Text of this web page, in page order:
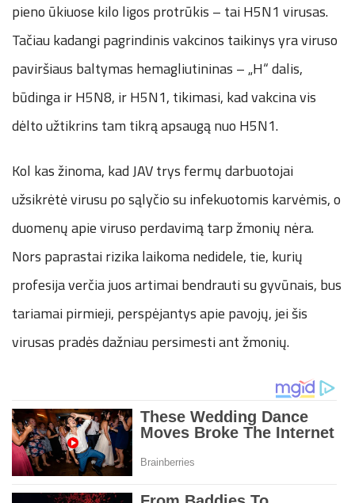
pieno ūkiuose kilo ligos protrūkis – tai H5N1 virusas.
Tačiau kadangi pagrindinis vakcinos taikinys yra viruso
paviršiaus baltymas hemagliutininas – „H“ dalis,
būdinga ir H5N8, ir H5N1, tikimasi, kad vakcina vis
dėlto užtikrins tam tikrą apsaugą nuo H5N1.
Kol kas žinoma, kad JAV trys fermų darbuotojai
užsikrėtė virusu po sąlyčio su infekuotomis karvėmis, o
duomenų apie viruso perdavimą tarp žmonių nėra.
Nors paprastai rizika laikoma nedidele, tie, kurių
profesija verčia juos artimai bendrauti su gyvūnais, bus
tariamai pirmieji, perspėjantys apie pavojų, jei šis
virusas pradės dažniau persimesti ant žmonių.